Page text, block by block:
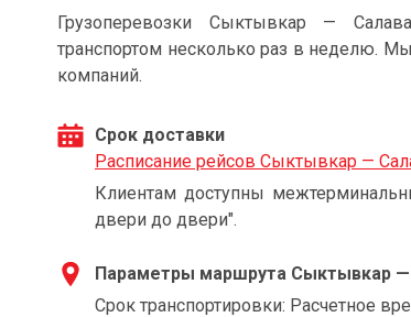
Грузоперевозки Сыктывкар —
транспортом несколько раз в неделю.
компаний.
Срок доставки
Расписание рейсов Сыктывкар —
Клиентам доступны
двери до двери".
Параметры маршрута Сыктывкар —
Срок транспортировки: Расчетное